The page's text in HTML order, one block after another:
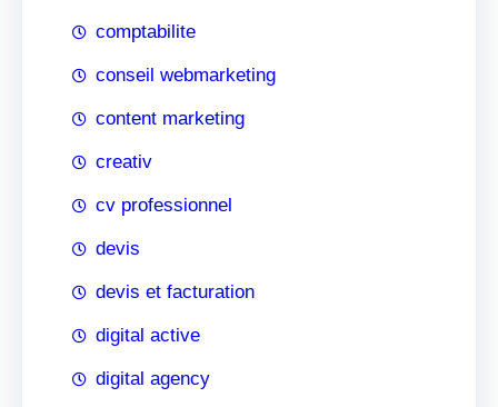
comptabilite
conseil webmarketing
content marketing
creativ
cv professionnel
devis
devis et facturation
digital active
digital agency